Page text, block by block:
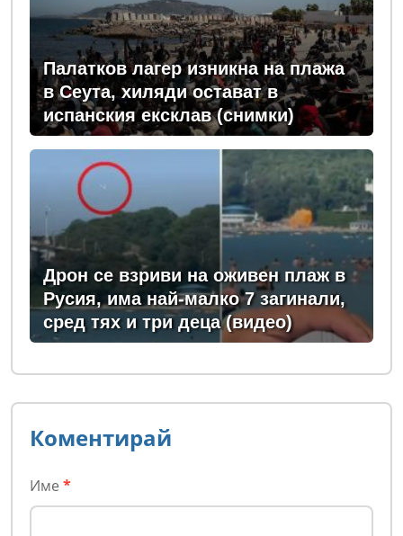
Палатков лагер изникна на плажа
в Сеута, хиляди остават в
испанския ексклав (снимки)
Дрон се взриви на оживен плаж в
Русия, има най-малко 7 загинали,
сред тях и три деца (видео)
Коментирай
Име *